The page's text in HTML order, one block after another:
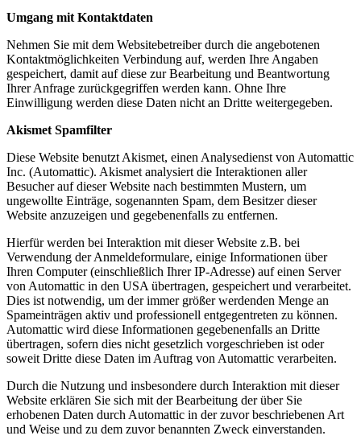
Umgang mit Kontaktdaten
Nehmen Sie mit dem Websitebetreiber durch die angebotenen
Kontaktmöglichkeiten Verbindung auf, werden Ihre Angaben
gespeichert, damit auf diese zur Bearbeitung und Beantwortung
Ihrer Anfrage zurückgegriffen werden kann. Ohne Ihre
Einwilligung werden diese Daten nicht an Dritte weitergegeben.
Akismet Spamfilter
Diese Website benutzt Akismet, einen Analysedienst von Automattic
Inc. (Automattic). Akismet analysiert die Interaktionen aller
Besucher auf dieser Website nach bestimmten Mustern, um
ungewollte Einträge, sogenannten Spam, dem Besitzer dieser
Website anzuzeigen und gegebenenfalls zu entfernen.
Hierfür werden bei Interaktion mit dieser Website z.B. bei
Verwendung der Anmeldeformulare, einige Informationen über
Ihren Computer (einschließlich Ihrer IP-Adresse) auf einen Server
von Automattic in den USA übertragen, gespeichert und verarbeitet.
Dies ist notwendig, um der immer größer werdenden Menge an
Spameinträgen aktiv und professionell entgegentreten zu können.
Automattic wird diese Informationen gegebenenfalls an Dritte
übertragen, sofern dies nicht gesetzlich vorgeschrieben ist oder
soweit Dritte diese Daten im Auftrag von Automattic verarbeiten.
Durch die Nutzung und insbesondere durch Interaktion mit dieser
Website erklären Sie sich mit der Bearbeitung der über Sie
erhobenen Daten durch Automattic in der zuvor beschriebenen Art
und Weise und zu dem zuvor benannten Zweck einverstanden.